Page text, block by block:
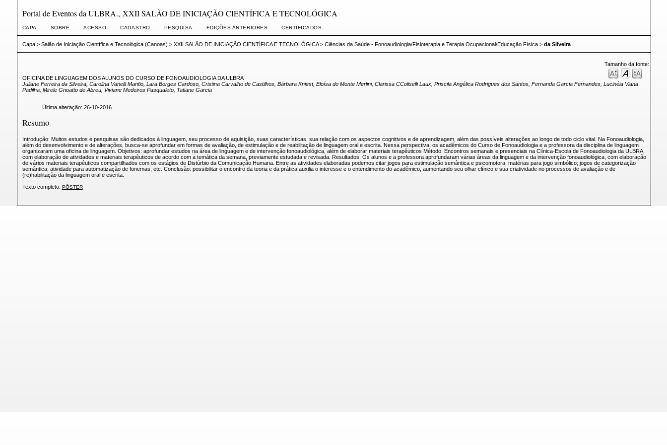
Portal de Eventos da ULBRA., XXII SALÃO DE INICIAÇÃO CIENTÍFICA E TECNOLÓGICA
CAPA SOBRE ACESSO CADASTRO PESQUISA EDIÇÕES ANTERIORES CERTIFICADOS
Capa> Salão de Iniciação Científica e Tecnológica (Canoas) > XXII SALÃO DE INICIAÇÃO CIENTÍFICA E TECNOLÓGICA> Ciências da Saúde - Fonoaudiologia/Fisioterapia e Terapia Ocupacional/Educação Física> da Silveira
Tamanho da fonte:
OFICINA DE LINGUAGEM DOS ALUNOS DO CURSO DE FONOAUDIOLOGIA DA ULBRA
Juliane Ferreira da Silveira, Carolina Vanelli Manfio, Lara Borges Cardoso, Cristina Carvalho de Castilhos, Bárbara Kniest, Eloísa do Monte Merlini, Clarissa CColiselli Laux, Priscila Angélica Rodrigues dos Santos, Fernanda Garcia Fernandes, Lucinéia Viana
Padilha, Mirele Gnoatto de Abreu, Viviane Medeiros Pasqualeto, Tatiane Garcia
Última alteração: 26-10-2016
Resumo
Introdução: Muitos estudos e pesquisas são dedicados à linguagem, seu processo de aquisição, suas características, sua relação com os aspectos cognitivos e de aprendizagem, além das possíveis alterações ao longo de todo ciclo vital. Na Fonoaudiologia,
além do desenvolvimento e de alterações, busca-se aprofundar em formas de avaliação, de estimulação e de reabilitação de linguagem oral e escrita. Nessa perspectiva, os acadêmicos do Curso de Fonoaudiologia e a professora da disciplina de linguagem
organizaram uma oficina de linguagem. Objetivos: aprofundar estudos na área de linguagem e de intervenção fonoaudiológica, além de elaborar materiais terapêuticos Método: Encontros semanais e presenciais na Clínica-Escola de Fonoaudiologia da ULBRA,
com elaboração de atividades e materiais terapêuticos de acordo com a temática da semana, previamente estudada e revisada. Resultados: Os alunos e a professora aprofundaram várias áreas da linguagem e da intervenção fonoaudiológica, com elaboração
de vários materiais terapêuticos compartilhados com os estágios de Distúrbio da Comunicação Humana. Entre as atividades elaboradas podemos citar jogos para estimulação semântica e psicomotora; matérias para jogo simbólico; jogos de categorização
semântica; atividade para automatização de fonemas, etc. Conclusão: possibilitar o encontro da teoria e da prática auxilia o interesse e o entendimento do acadêmico, aumentando seu olhar clínico e sua criatividade no processos de avaliação e de
(re)habilitação da linguagem oral e escrita.
Texto completo: PÔSTER